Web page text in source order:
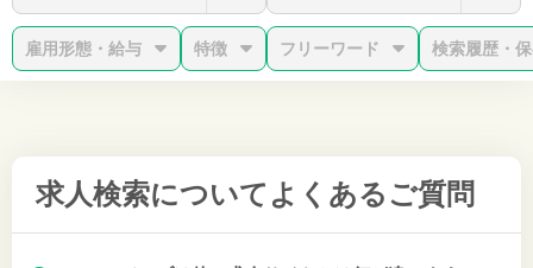
雇用形態・給与 特徴 フリーワード 検索履歴・
求人検索について よくあるご質問